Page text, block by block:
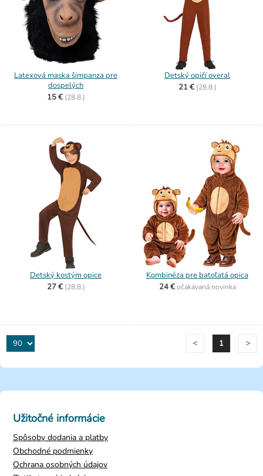
Latexová maska šimpanza pre
dospelých
15 € (28.8.)
Detský opičí overal
21 € (28.8.)
Detský kostým opice
27 € (28.8.)
Kombinéza pre batoľatá opica
24 € očakávaná novinka
< 1 >
Užitočné informácie
Spôsoby dodania a platby
Obchodné podmienky
Ochrana osobných údajov